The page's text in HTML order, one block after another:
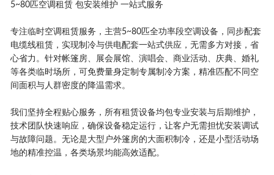
5~80匹空调租赁 包安装维护 一站式服务
专注临时空调租赁服务，主营5~80匹全功率段空调设备，同步配套
电缆线租赁，实现制冷与供电配套一站式供应，无需多方对接，省
心省力。针对帐篷房、展会展馆、演唱会、商业活动、庆典、婚礼
等各类临时场所，可免费量身定制专属制冷方案，精准匹配不同空
间面积与人群密度的降温需求。
我们坚持全程贴心服务，所有租赁设备均包专业安装与后期维护，
技术团队快速响应，确保设备稳定运行，让客户无需担忧安装调试
与故障问题。无论是大型户外篷房的大面积制冷，还是小型活动场
地的精准控温，各类场景均能高效适配。